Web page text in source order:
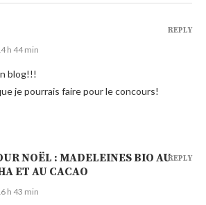
h 44 min
blog!!!
je pourrais faire pour le concours!
REPLY
NOËL : MADELEINES BIO AU
ET AU CACAO
h 43 min
REPLY